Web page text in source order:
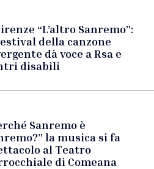
“L’altro Sanremo”:
della canzone
dà voce a Rsa e
disabili
Sanremo è
la musica si fa
al Teatro
di Comeana